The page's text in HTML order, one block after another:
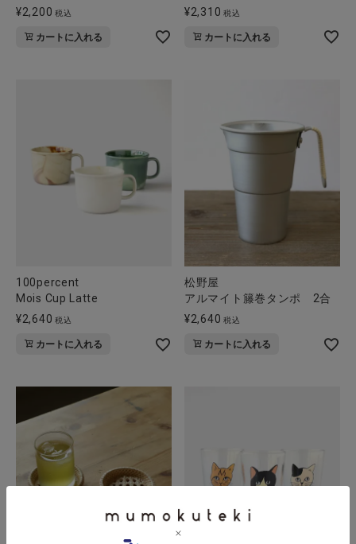
¥2,200 税込
カートに入れる
¥2,310 税込
カートに入れる
100percent
Mois Cup Latte
¥2,640 税込
カートに入れる
松野屋
アルマイト籐巻タンポ 2合
¥2,640 税込
カートに入れる